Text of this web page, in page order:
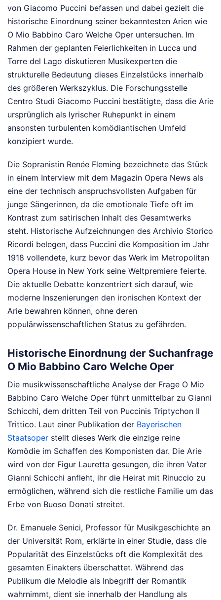
von Giacomo Puccini befassen und dabei gezielt die
historische Einordnung seiner bekanntesten Arien wie
O Mio Babbino Caro Welche Oper untersuchen. Im
Rahmen der geplanten Feierlichkeiten in Lucca und
Torre del Lago diskutieren Musikexperten die
strukturelle Bedeutung dieses Einzelstücks innerhalb
des größeren Werkszyklus. Die Forschungsstelle
Centro Studi Giacomo Puccini bestätigte, dass die Arie
ursprünglich als lyrischer Ruhepunkt in einem
ansonsten turbulenten komödiantischen Umfeld
konzipiert wurde.
Die Sopranistin Renée Fleming bezeichnete das Stück
in einem Interview mit dem Magazin Opera News als
eine der technisch anspruchsvollsten Aufgaben für
junge Sängerinnen, da die emotionale Tiefe oft im
Kontrast zum satirischen Inhalt des Gesamtwerks
steht. Historische Aufzeichnungen des Archivio Storico
Ricordi belegen, dass Puccini die Komposition im Jahr
1918 vollendete, kurz bevor das Werk im Metropolitan
Opera House in New York seine Weltpremiere feierte.
Die aktuelle Debatte konzentriert sich darauf, wie
moderne Inszenierungen den ironischen Kontext der
Arie bewahren können, ohne deren
populärwissenschaftlichen Status zu gefährden.
Historische Einordnung der Suchanfrage
O Mio Babbino Caro Welche Oper
Die musikwissenschaftliche Analyse der Frage O Mio
Babbino Caro Welche Oper führt unmittelbar zu Gianni
Schicchi, dem dritten Teil von Puccinis Triptychon Il
Trittico. Laut einer Publikation der Bayerischen
Staatsoper stellt dieses Werk die einzige reine
Komödie im Schaffen des Komponisten dar. Die Arie
wird von der Figur Lauretta gesungen, die ihren Vater
Gianni Schicchi anfleht, ihr die Heirat mit Rinuccio zu
ermöglichen, während sich die restliche Familie um das
Erbe von Buoso Donati streitet.
Dr. Emanuele Senici, Professor für Musikgeschichte an
der Universität Rom, erklärte in einer Studie, dass die
Popularität des Einzelstücks oft die Komplexität des
gesamten Einakters überschattet. Während das
Publikum die Melodie als Inbegriff der Romantik
wahrnimmt, dient sie innerhalb der Handlung als